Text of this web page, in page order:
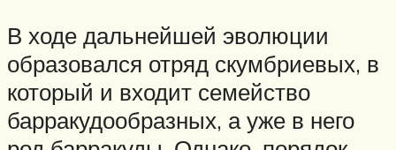
В ходе дальнейшей эволюции
образовался отряд скумбриевых, в
который и входит семейство
барракудообразных, а уже в него